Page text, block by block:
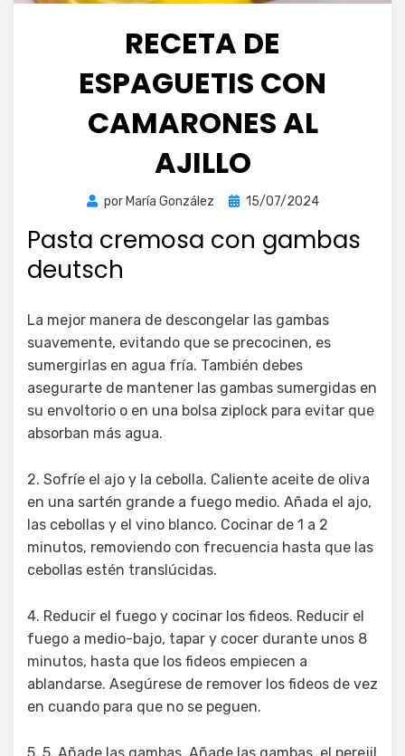
RECETA DE
ESPAGUETIS CON
CAMARONES AL
AJILLO
por María González
Publicada
15/07/2024
Pasta cremosa con gambas
deutsch
La mejor manera de descongelar las gambas
suavemente, evitando que se precocinen, es
sumergirlas en agua fría. También debes
asegurarte de mantener las gambas sumergidas en
su envoltorio o en una bolsa ziplock para evitar que
absorban más agua.
2. Sofríe el ajo y la cebolla. Caliente aceite de oliva
en una sartén grande a fuego medio. Añada el ajo,
las cebollas y el vino blanco. Cocinar de 1 a 2
minutos, removiendo con frecuencia hasta que las
cebollas estén translúcidas.
4. Reducir el fuego y cocinar los fideos. Reducir el
fuego a medio-bajo, tapar y cocer durante unos 8
minutos, hasta que los fideos empiecen a
ablandarse. Asegúrese de remover los fideos de vez
en cuando para que no se peguen.